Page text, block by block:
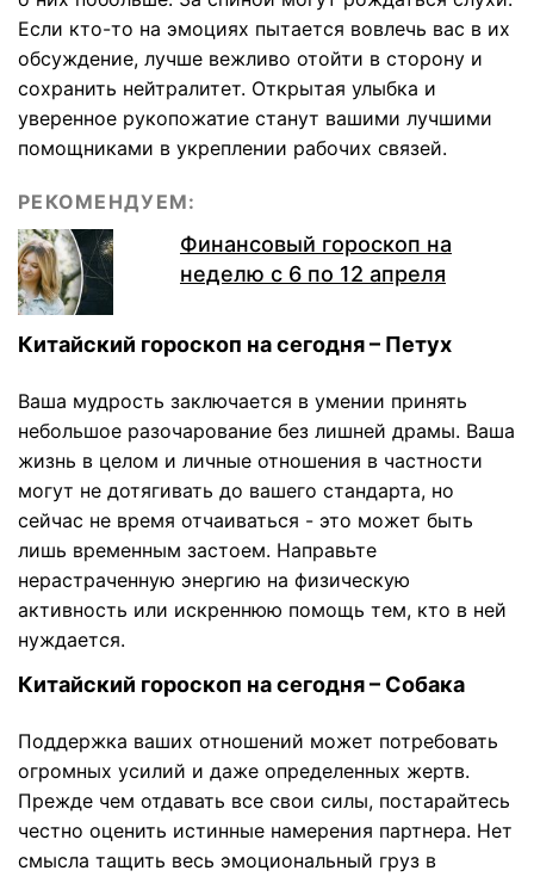
Если кто-то на эмоциях пытается вовлечь вас в их
обсуждение, лучше вежливо отойти в сторону и
сохранить нейтралитет. Открытая улыбка и
уверенное рукопожатие станут вашими лучшими
помощниками в укреплении рабочих связей.
РЕКОМЕНДУЕМ:
Финансовый гороскоп на
неделю с 6 по 12 апреля
Китайский гороскоп на сегодня – Петух
Ваша мудрость заключается в умении принять
небольшое разочарование без лишней драмы. Ваша
жизнь в целом и личные отношения в частности
могут не дотягивать до вашего стандарта, но
сейчас не время отчаиваться - это может быть
лишь временным застоем. Направьте
нерастраченную энергию на физическую
активность или искреннюю помощь тем, кто в ней
нуждается.
Китайский гороскоп на сегодня – Собака
Поддержка ваших отношений может потребовать
огромных усилий и даже определенных жертв.
Прежде чем отдавать все свои силы, постарайтесь
честно оценить истинные намерения партнера. Нет
смысла тащить весь эмоциональный груз в